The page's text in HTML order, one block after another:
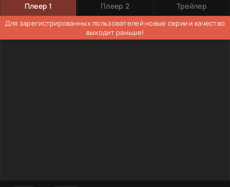
Плеер 1 Плеер 2 Трейлер
Для зарегистрированных пользователей новые серии и качество
выходит раньше!